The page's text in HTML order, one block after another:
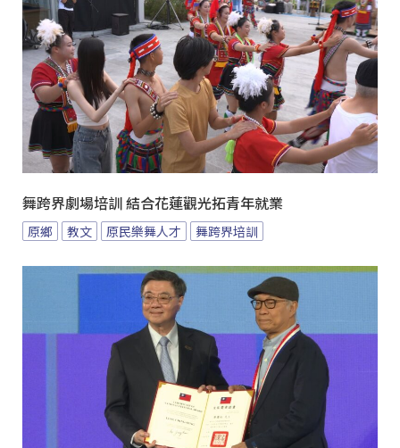
舞跨界劇場培訓 結合花蓮觀光拓青年就業
原鄉 教文 原民樂舞人才 舞跨界培訓